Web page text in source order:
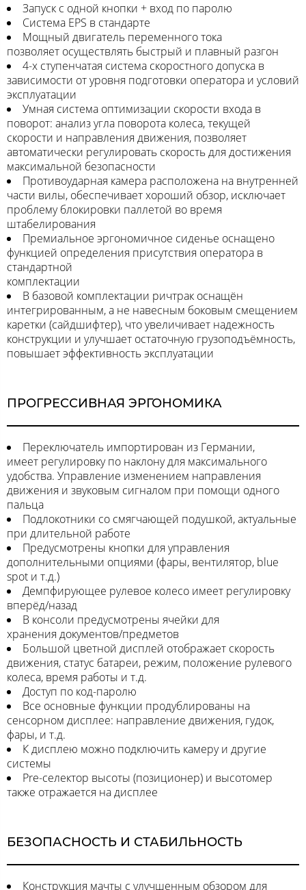
Запуск с одной кнопки + вход по паролю
Система EPS в стандарте
Мощный двигатель переменного тока
позволяет осуществлять быстрый и плавный разгон
4-х ступенчатая система скоростного допуска в
зависимости от уровня подготовки оператора и условий
эксплуатации
Умная система оптимизации скорости входа в
поворот: анализ угла поворота колеса, текущей
скорости и направления движения, позволяет
автоматически регулировать скорость для достижения
максимальной безопасности
Противоударная камера расположена на внутренней
части вилы, обеспечивает хороший обзор, исключает
проблему блокировки паллетой во время
штабелирования
Премиальное эргономичное сиденье оснащено
функцией определения присутствия оператора в
стандартной
комплектации
В базовой комплектации ричтрак оснащён
интегрированным, а не навесным боковым смещением
каретки (сайдшифтер), что увеличивает надежность
конструкции и улучшает остаточную грузоподъёмность,
повышает эффективность эксплуатации
ПРОГРЕССИВНАЯ ЭРГОНОМИКА
Переключатель импортирован из Германии,
имеет регулировку по наклону для максимального
удобства. Управление изменением направления
движения и звуковым сигналом при помощи одного
пальца
Подлокотники со смягчающей подушкой, актуальные
при длительной работе
Предусмотрены кнопки для управления
дополнительными опциями (фары, вентилятор, blue
spot и т.д.)
Демпфирующее рулевое колесо имеет регулировку
вперёд/назад
В консоли предусмотрены ячейки для
хранения документов/предметов
Большой цветной дисплей отображает скорость
движения, статус батареи, режим, положение рулевого
колеса, время работы и т.д.
Доступ по код-паролю
Все основные функции продублированы на
сенсорном дисплее: направление движения, гудок,
фары, и т.д.
К дисплею можно подключить камеру и другие
системы
Pre-селектор высоты (позиционер) и высотомер
также отражается на дисплее
БЕЗОПАСНОСТЬ И СТАБИЛЬНОСТЬ
Конструкция мачты с улучшенным обзором для